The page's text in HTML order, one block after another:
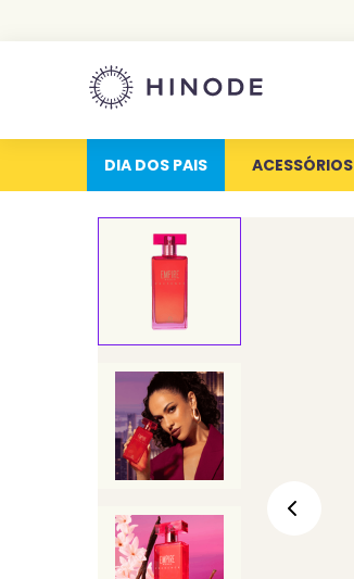
DIA DOS PAIS ACESSÓRIOS
1º
perfumes
3º
9º
body splash
10º joyfull